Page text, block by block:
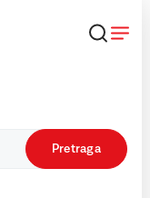
Pretraga